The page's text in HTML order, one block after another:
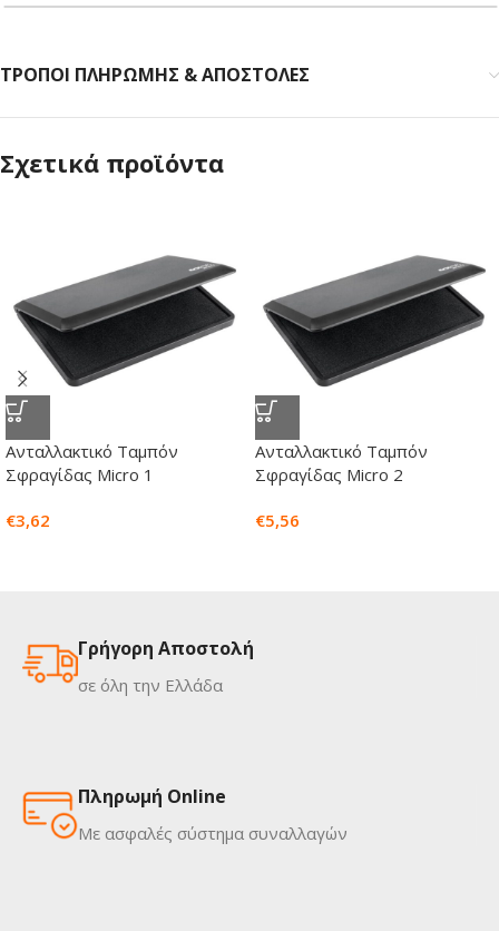
ΤΡΟΠΟΙ ΠΛΗΡΩΜΗΣ & ΑΠΟΣΤΟΛΕΣ
Σχετικά προϊόντα
Ανταλλακτικό Ταμπόν
Σφραγίδας Micro 1
€3,62
Ανταλλακτικό Ταμπόν
Σφραγίδας Micro 2
€5,56
Γρήγορη Αποστολή
σε όλη την Ελλάδα
Πληρωμή Online
Με ασφαλές σύστημα συναλλαγών